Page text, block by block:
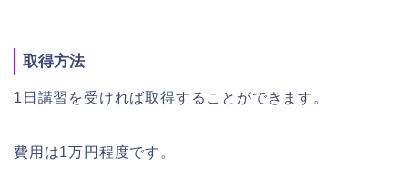
取得方法
1日講習を受ければ取得することができます。
費用は1万円程度です。